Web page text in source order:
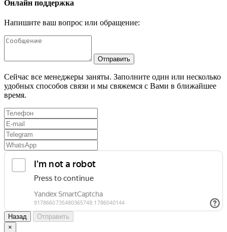
Онлайн поддержка
Напишите ваш вопрос или обращение:
Отправить
Сейчас все менеджеры заняты. Заполните один или несколько
удобных способов связи и мы свяжемся с Вами в ближайшее
время.
Назад
Отправить
×